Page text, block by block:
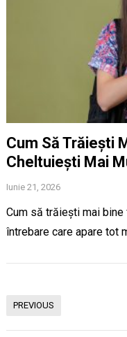
Cum Să Trăiești
Cheltuiești Mai
Iunie 21, 2026
Cum să trăiești mai
întrebare care apare tot
Paginație
PREVIOUS